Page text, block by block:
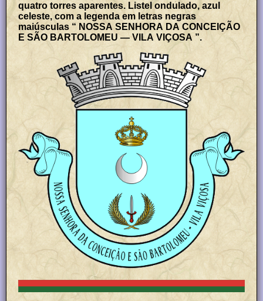
quatro torres aparentes. Listel ondulado, azul
celeste, com a legenda em letras negras
maiúsculas “ NOSSA SENHORA DA CONCEIÇÃO
E SÃO BARTOLOMEU — VILA VIÇOSA ”.